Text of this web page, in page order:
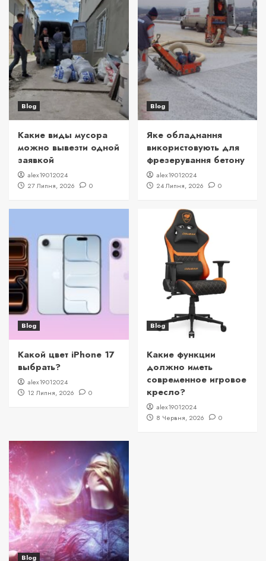
Blog
Какие виды мусора
можно вывезти одной
заявкой
alex19012024
27 Липня, 2026
0
Blog
Яке обладнання
використовують для
фрезерування бетону
alex19012024
24 Липня, 2026
0
Blog
Какой цвет iPhone 17
выбрать?
alex19012024
12 Липня, 2026
0
Blog
Какие функции
должно иметь
современное игровое
кресло?
alex19012024
8 Червня, 2026
0
Blog